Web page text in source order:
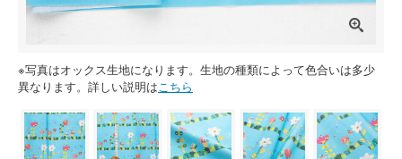
※写真はオックス生地になります。生地の種類によって色合いは多少
異なります。詳しい説明はこちら